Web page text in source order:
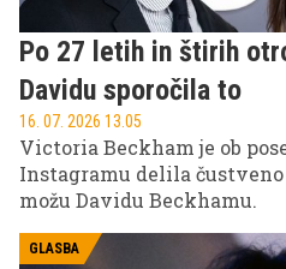
Po 27 letih in štirih
Davidu sporočila to
16. 07. 2026 13.05
Victoria Beckham je ob
Instagramu delila
možu Davidu Beckhamu.
GLASBA